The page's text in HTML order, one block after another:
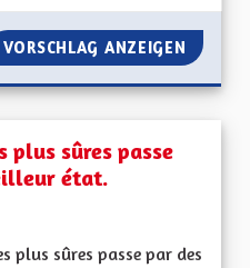
VORSCHLAG ANZEIGEN
plus sûres passe
état.
plus sûres passe par des